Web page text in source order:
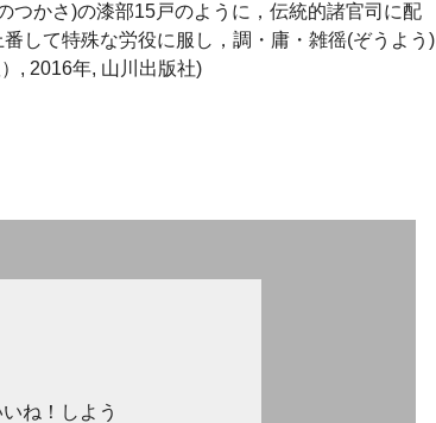
つかさ)の漆部15戸のように，伝統的諸官司に配
して特殊な労役に服し，調・庸・雑徭(ぞうよう)
, 2016年, 山川出版社)
ね！しよう